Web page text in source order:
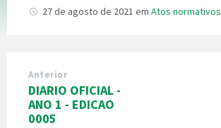
27 de agosto de 2021 em Atos normativos
Anterior
DIARIO OFICIAL -
ANO 1 - EDICAO
0005